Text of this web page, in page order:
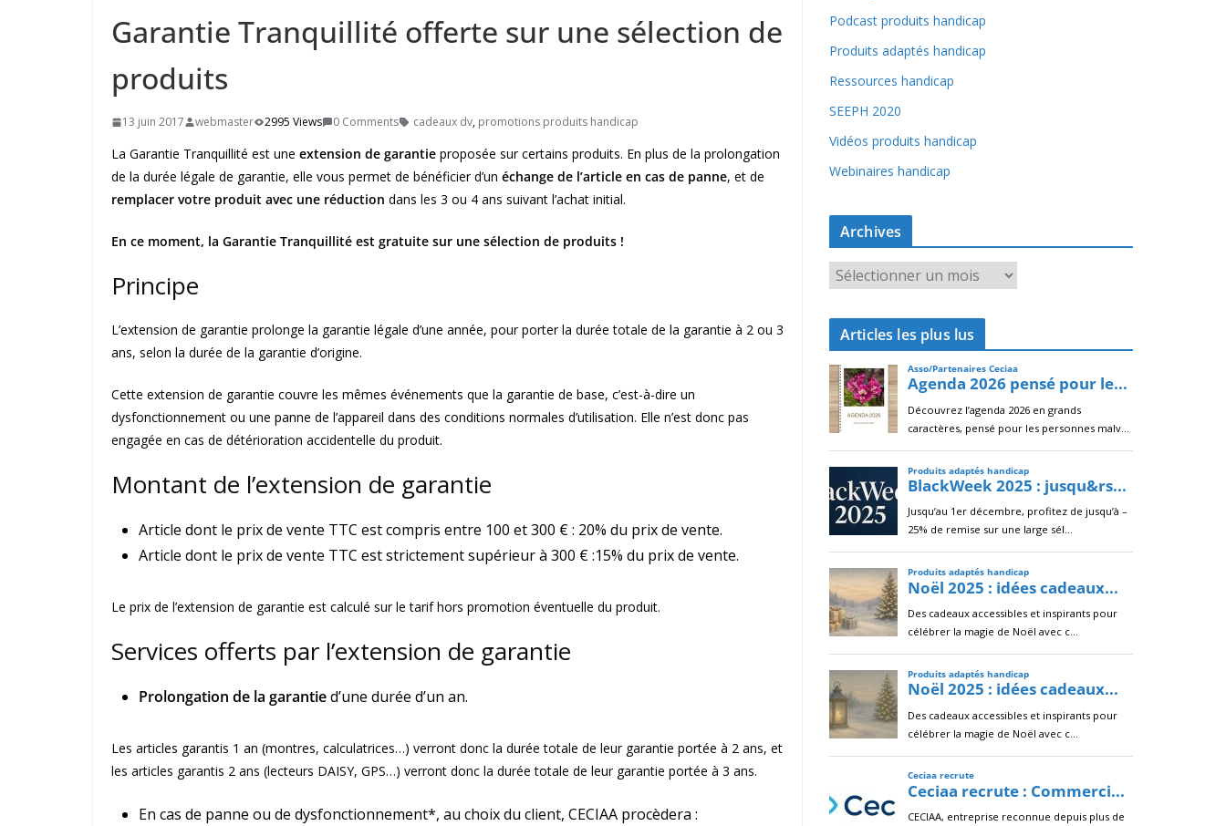
Garantie Tranquillité offerte sur une sélection de
produits
13 juin 2017 webmaster 2995 Views 0 Comments cadeaux dv, promotions produits handicap
La Garantie Tranquillité est une extension de garantie proposée sur certains produits. En plus de la prolongation
de la durée légale de garantie, elle vous permet de bénéficier d’un échange de l’article en cas de panne, et de
remplacer votre produit avec une réduction dans les 3 ou 4 ans suivant l’achat initial.
En ce moment, la Garantie Tranquillité est gratuite sur une sélection de produits !
Principe
L’extension de garantie prolonge la garantie légale d’une année, pour porter la durée totale de la garantie à 2 ou 3
ans, selon la durée de la garantie d’origine.
Cette extension de garantie couvre les mêmes événements que la garantie de base, c’est-à-dire un
dysfonctionnement ou une panne de l’appareil dans des conditions normales d’utilisation. Elle n’est donc pas
engagée en cas de détérioration accidentelle du produit.
Montant de l’extension de garantie
Article dont le prix de vente TTC est compris entre 100 et 300 € : 20% du prix de vente.
Article dont le prix de vente TTC est strictement supérieur à 300 € :15% du prix de vente.
Le prix de l’extension de garantie est calculé sur le tarif hors promotion éventuelle du produit.
Services offerts par l’extension de garantie
Prolongation de la garantied’une durée d’un an.
Les articles garantis 1 an (montres, calculatrices…) verront donc la durée totale de leur garantie portée à 2 ans, et
les articles garantis 2 ans (lecteurs DAISY, GPS…) verront donc la durée totale de leur garantie portée à 3 ans.
En cas de panne ou de dysfonctionnement*, au choix du client, CECIAA procèdera :
Podcast produits handicap
Produits adaptés handicap
Ressources handicap
SEEPH 2020
Vidéos produits handicap
Webinaires handicap
Archives
r
c
i
v
e
s
Articles les plus lus